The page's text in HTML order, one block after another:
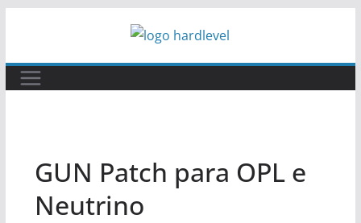
o
conteúdo
GUN Patch para OPL e
Neutrino